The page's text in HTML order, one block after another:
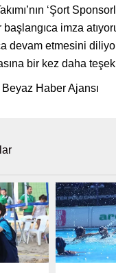
‘Şort
imza
devam etmesini
bir kez daha
Haber Ajansı